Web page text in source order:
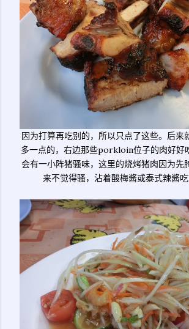
因为打算再吃别的，所以只点了这些。后来
多一点的，右边那些porkloin位子的肉好好
会有一小阵猪骚味，这里的烧烤猪肉因为先
来不觉得骚，沾着酸梅酱或泰式辣酱吃